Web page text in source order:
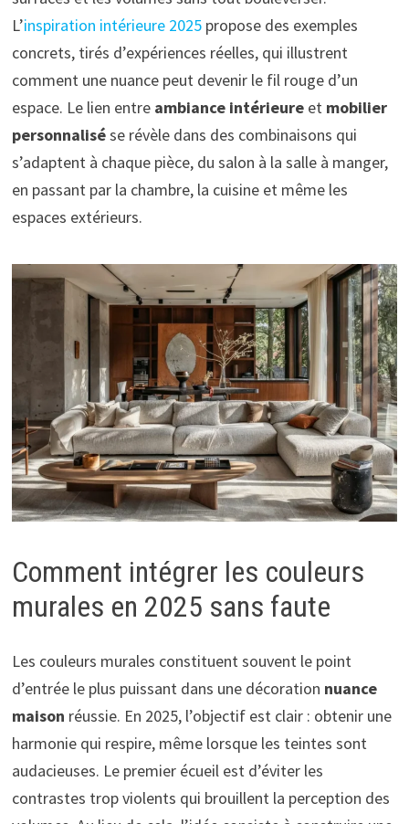
L’inspiration intérieure 2025propose des exemples
concrets, tirés d’expériences réelles, qui illustrent
comment une nuance peut devenir le fil rouge d’un
espace. Le lien entre ambiance intérieureet mobilier
personnalisése révèle dans des combinaisons qui
s’adaptent à chaque pièce, du salon à la salle à manger,
en passant par la chambre, la cuisine et même les
espaces extérieurs.
Comment intégrer les couleurs
murales en 2025 sans faute
Les couleurs murales constituent souvent le point
d’entrée le plus puissant dans une décoration nuance
maison réussie. En 2025, l’objectif est clair : obtenir une
harmonie qui respire, même lorsque les teintes sont
audacieuses. Le premier écueil est d’éviter les
contrastes trop violents qui brouillent la perception des